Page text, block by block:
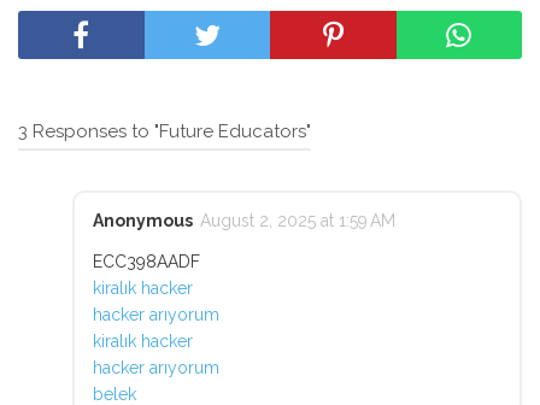
3 Responses to "Future Educators"
Anonymous August 2, 2025 at 1:59 AM
ECC398AADF
kiralık hacker
hacker arıyorum
kiralık hacker
hacker arıyorum
belek